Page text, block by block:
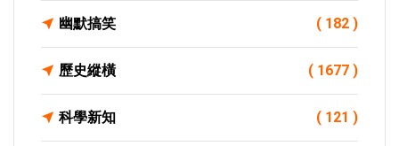
幽默搞笑 ( 182 )
歷史縱橫 ( 1677 )
科學新知 ( 121 )